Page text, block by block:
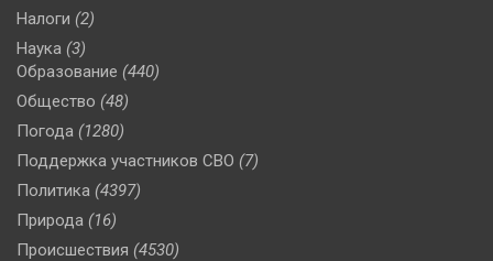
Налоги (2)
Наука (3)
Образование (440)
Общество (48)
Погода (1280)
Поддержка участников СВО (7)
Политика (4397)
Природа (16)
Происшествия (4530)